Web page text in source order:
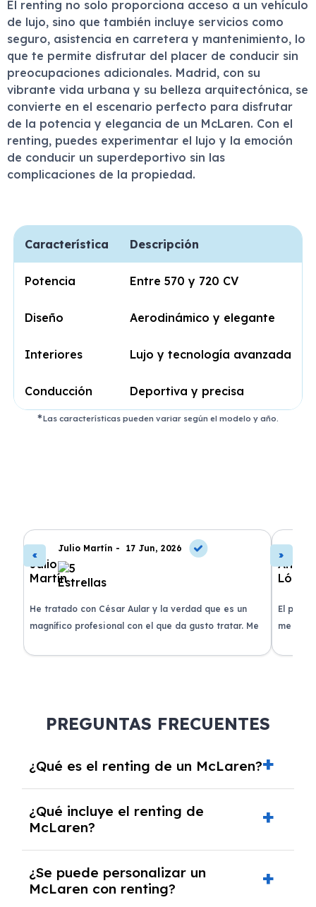
El renting no solo proporciona acceso a un vehículo
de lujo, sino que también incluye servicios como
seguro, asistencia en carretera y mantenimiento, lo
que te permite disfrutar del placer de conducir sin
preocupaciones adicionales. Madrid, con su
vibrante vida urbana y su belleza arquitectónica, se
convierte en el escenario perfecto para disfrutar
de la potencia y elegancia de un McLaren. Con el
renting, puedes experimentar el lujo y la emoción
de conducir un superdeportivo sin las
complicaciones de la propiedad.
Característica Descripción
Potencia Entre 570 y 720 CV
Diseño Aerodinámico y elegante
Interiores Lujo y tecnología avanzada
Conducción Deportiva y precisa
Las características pueden variar según el modelo y año.
Julio Martín - 17 Jun, 2026
He tratado con César Aular y la verdad que es un
magnífico profesional con el que da gusto tratar. Me
recomiendo un montón, muchas gracias!
El
me
plazo
PREGUNTAS FRECUENTES
¿Qué es el renting de un McLaren?
alquiler a largo plazo en el que pagas una
cuota mensual fija por el uso del coche
durante un periodo determinado,
generalmente entre 2 y 5 años.
¿Qué incluye el renting de
McLaren?
seguro a todo riesgo, mantenimiento,
reparaciones, impuestos, asistencia en
¿Se puede personalizar un
McLaren con renting?